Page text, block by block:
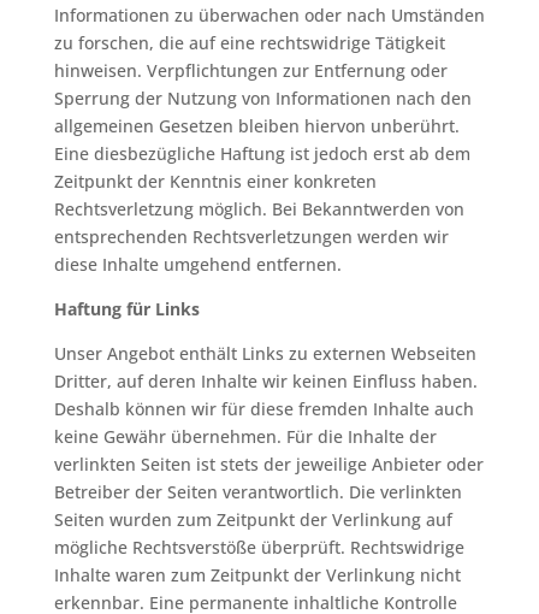
Informationen zu überwachen oder nach Umständen
zu forschen, die auf eine rechtswidrige Tätigkeit
hinweisen. Verpflichtungen zur Entfernung oder
Sperrung der Nutzung von Informationen nach den
allgemeinen Gesetzen bleiben hiervon unberührt.
Eine diesbezügliche Haftung ist jedoch erst ab dem
Zeitpunkt der Kenntnis einer konkreten
Rechtsverletzung möglich. Bei Bekanntwerden von
entsprechenden Rechtsverletzungen werden wir
diese Inhalte umgehend entfernen.
Haftung für Links
Unser Angebot enthält Links zu externen Webseiten
Dritter, auf deren Inhalte wir keinen Einfluss haben.
Deshalb können wir für diese fremden Inhalte auch
keine Gewähr übernehmen. Für die Inhalte der
verlinkten Seiten ist stets der jeweilige Anbieter oder
Betreiber der Seiten verantwortlich. Die verlinkten
Seiten wurden zum Zeitpunkt der Verlinkung auf
mögliche Rechtsverstöße überprüft. Rechtswidrige
Inhalte waren zum Zeitpunkt der Verlinkung nicht
erkennbar. Eine permanente inhaltliche Kontrolle